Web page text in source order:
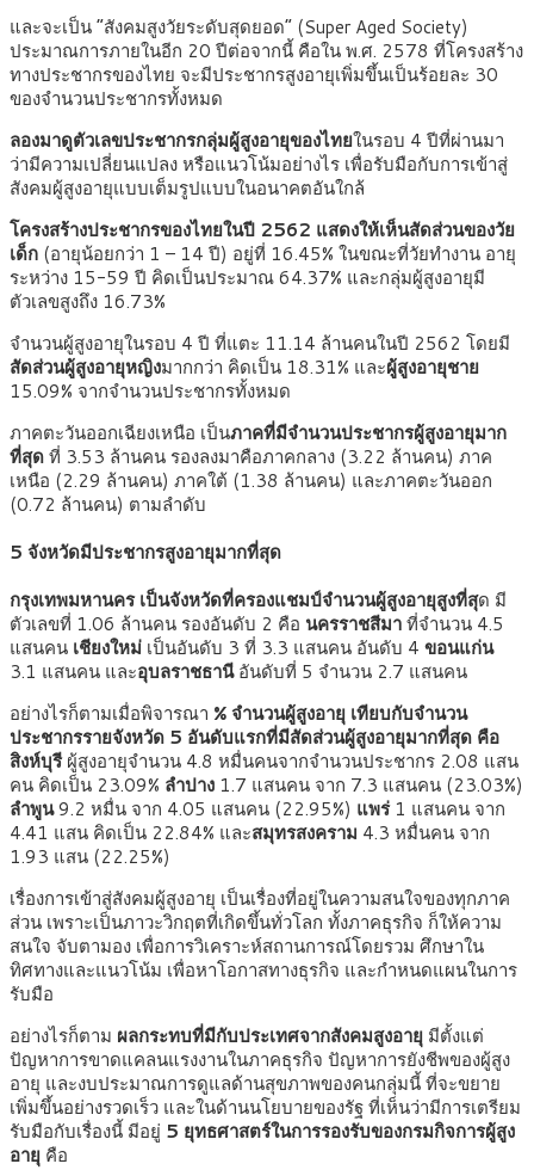
และจะเป็น “สังคมสูงวัยระดับสุดยอด” (Super Aged Society)
ประมาณการภายในอีก 20 ปีต่อจากนี้ คือใน พ.ศ. 2578 ที่โครงสร้าง
ทางประชากรของไทย จะมีประชากรสูงอายุเพิ่มขึ้นเป็นร้อยละ 30
ของจำนวนประชากรทั้งหมด
ลองมาดูตัวเลขประชากรกลุ่มผู้สูงอายุของไทยในรอบ 4 ปีที่ผ่านมา
ว่ามีความเปลี่ยนแปลง หรือแนวโน้มอย่างไร เพื่อรับมือกับการเข้าสู่
สังคมผู้สูงอายุแบบเต็มรูปแบบในอนาคตอันใกล้
โครงสร้างประชากรของไทยในปี 2562 แสดงให้เห็นสัดส่วนของวัย
เด็ก (อายุน้อยกว่า 1 – 14 ปี) อยู่ที่ 16.45% ในขณะที่วัยทำงาน อายุ
ระหว่าง 15-59 ปี คิดเป็นประมาณ 64.37% และกลุ่มผู้สูงอายุมี
ตัวเลขสูงถึง 16.73%
จำนวนผู้สูงอายุในรอบ 4 ปี ที่แตะ 11.14 ล้านคนในปี 2562 โดยมี
สัดส่วนผู้สูงอายุหญิงมากกว่า คิดเป็น 18.31% และผู้สูงอายุชาย
15.09% จากจำนวนประชากรทั้งหมด
ภาคตะวันออกเฉียงเหนือ เป็นภาคที่มีจำนวนประชากรผู้สูงอายุมาก
ที่สุดที่ 3.53 ล้านคน รองลงมาคือภาคกลาง (3.22 ล้านคน) ภาค
เหนือ (2.29 ล้านคน) ภาคใต้ (1.38 ล้านคน) และภาคตะวันออก
(0.72 ล้านคน) ตามลำดับ
5 จังหวัดมีประชากรสูงอายุมากที่สุด
กรุงเทพมหานคร เป็นจังหวัดที่ครองแชมป์จำนวนผู้สูงอายุสูงที่สุด มี
ตัวเลขที่ 1.06 ล้านคน รองอันดับ 2 คือ นครราชสีมาที่จำนวน 4.5
แสนคน เชียงใหม่ เป็นอันดับ 3 ที่ 3.3 แสนคน อันดับ 4 ขอนแก่น
3.1 แสนคน และอุบลราชธานีอันดับที่ 5 จำนวน 2.7 แสนคน
อย่างไรก็ตามเมื่อพิจารณา % จำนวนผู้สูงอายุ เทียบกับจำนวน
ประชากรรายจังหวัด 5 อันดับแรกที่มีสัดส่วนผู้สูงอายุมากที่สุด คือ
สิงห์บุรีผู้สูงอายุจำนวน 4.8 หมื่นคนจากจำนวนประชากร 2.08 แสน
คน คิดเป็น 23.09% ลำปาง 1.7 แสนคน จาก 7.3 แสนคน (23.03%)
ลำพูน9.2 หมื่น จาก 4.05 แสนคน (22.95%) แพร่1 แสนคน จาก
4.41 แสน คิดเป็น 22.84% และสมุทรสงคราม 4.3 หมื่นคน จาก
1.93 แสน (22.25%)
เรื่องการเข้าสู่สังคมผู้สูงอายุ เป็นเรื่องที่อยู่ในความสนใจของทุกภาค
ส่วน เพราะเป็นภาวะวิกฤตที่เกิดขึ้นทั่วโลก ทั้งภาคธุรกิจ ก็ให้ความ
สนใจ จับตามอง เพื่อการวิเคราะห์สถานการณ์โดยรวม ศึกษาใน
ทิศทางและแนวโน้ม เพื่อหาโอกาสทางธุรกิจ และกำหนดแผนในการ
รับมือ
อย่างไรก็ตาม ผลกระทบที่มีกับประเทศจากสังคมสูงอายุ มีตั้งแต่
ปัญหาการขาดแคลนแรงงานในภาคธุรกิจ ปัญหาการยังชีพของผู้สูง
อายุ และงบประมาณการดูแลด้านสุขภาพของคนกลุ่มนี้ ที่จะขยาย
เพิ่มขึ้นอย่างรวดเร็ว และในด้านนโยบายของรัฐ ที่เห็นว่ามีการเตรียม
รับมือกับเรื่องนี้ มีอยู่ 5 ยุทธศาสตร์ในการรองรับของกรมกิจการผู้สูง
อายุ คือ